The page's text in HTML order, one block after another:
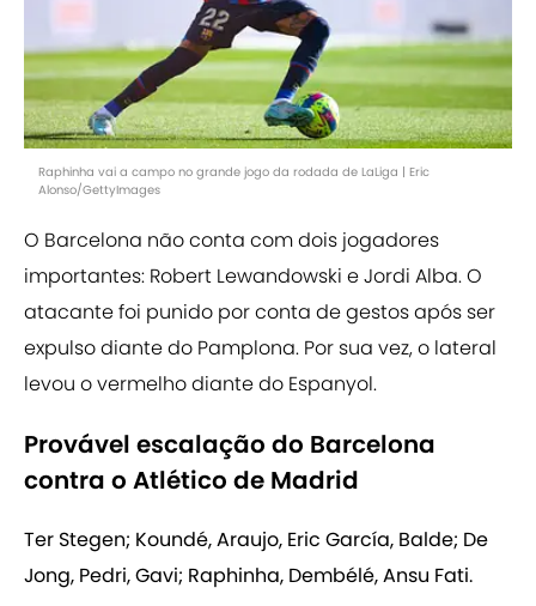
Raphinha vai a campo no grande jogo da rodada de LaLiga | Eric
Alonso/GettyImages
O Barcelona não conta com dois jogadores
importantes: Robert Lewandowski e Jordi Alba. O
atacante foi punido por conta de gestos após ser
expulso diante do Pamplona. Por sua vez, o lateral
levou o vermelho diante do Espanyol.
Provável escalação do Barcelona
contra o Atlético de Madrid
Ter Stegen; Koundé, Araujo, Eric García, Balde; De
Jong, Pedri, Gavi; Raphinha, Dembélé, Ansu Fati.